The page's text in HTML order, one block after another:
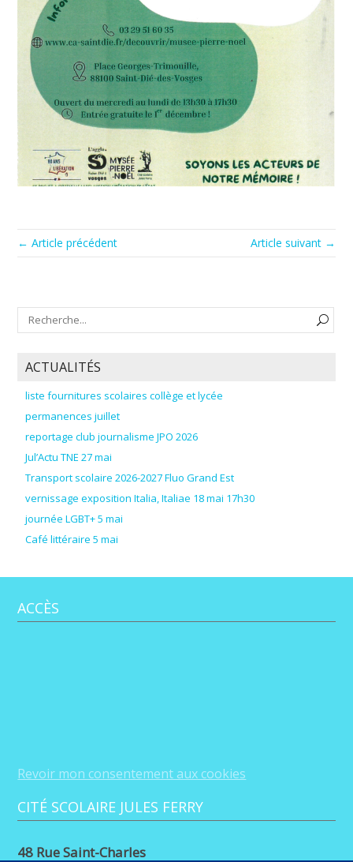
← Article précédent Article suivant →
ACTUALITÉS
liste fournitures scolaires collège et lycée
permanences juillet
reportage club journalisme JPO 2026
Jul’Actu TNE 27 mai
Transport scolaire 2026-2027 Fluo Grand Est
vernissage exposition Italia, Italiae 18 mai 17h30
journée LGBT+ 5 mai
Café littéraire 5 mai
ACCÈS
Revoir mon consentement aux cookies
CITÉ SCOLAIRE JULES FERRY
48 Rue Saint-Charles